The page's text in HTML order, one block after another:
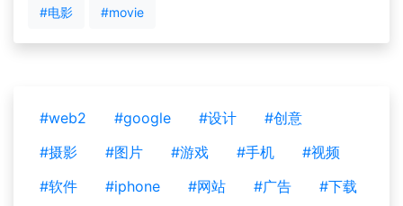
#电影 #movie
#web2 #google #设计
#创意
#摄影
#图片 #游戏 #手机
#视频
#软件
#iphone #网站 #广告
#下载